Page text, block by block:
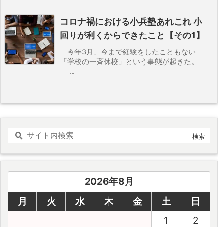
コロナ禍における小兵塾あれこれ 小
回りが利くからできたこと【その1】
今年3月、今まで経験をしたこともない
「学校の一斉休校」という事態が起きた。
...
2026年8月
月
火 水 木 金 土
日
1
2